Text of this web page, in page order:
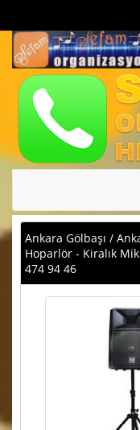
Ankara Gölbaşı /
Hoparlör - Kiralık
474 94 46